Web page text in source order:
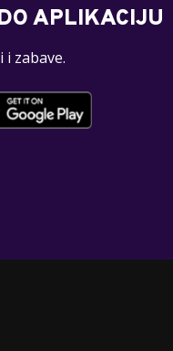
APLIKACIJU
i zabave.